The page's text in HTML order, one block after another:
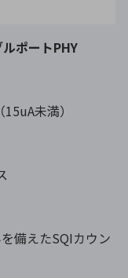
ポートPHY
未満）
備えたSQIカウン